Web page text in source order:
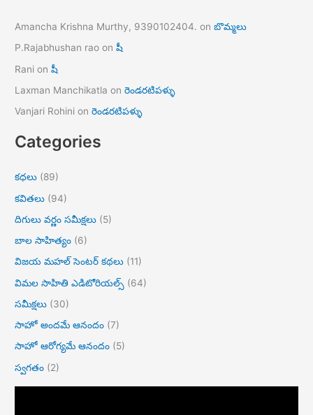
Amancha Krishna Murthy, 9390102404. onబొమ్మలు
P.Rajabhushan rao onషీ
Rani onషీ
Laxman Manchikatla onరెండరటిపళ్ళు
Vanjari Rohini onరెండరటిపళ్ళు
Categories
కధలు (89)
కవితలు (94)
దిగులు వర్ణం సమీక్షలు (5)
బాల సాహిత్యం (6)
విజయ మహల్ సెంటర్ కథలు (11)
విమల సాహితి ఎడిటోరియల్స్ (64)
సమీక్షలు (30)
సాహో అందమే ఆనందం (7)
సాహో ఆరోగ్యమే ఆనందం (5)
స్వగతం (2)